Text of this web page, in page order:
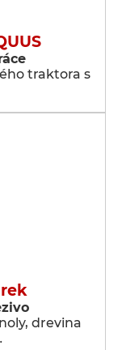
traktora s
drevina